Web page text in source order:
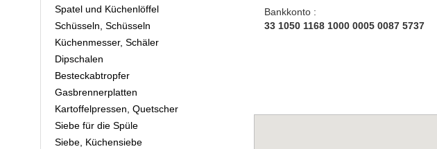
Spatel und Küchenlöffel
Schüsseln, Schüsseln
Küchenmesser, Schäler
Dipschalen
Besteckabtropfer
Gasbrennerplatten
Kartoffelpressen, Quetscher
Siebe für die Spüle
Siebe, Küchensiebe
Bankkonto :
33 1050 1168 1000 0005 0087 5737